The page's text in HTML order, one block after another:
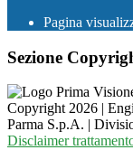
Pagina
Sezione
Copyright 2026 |
Parma S.p.A. |
Disclaimer